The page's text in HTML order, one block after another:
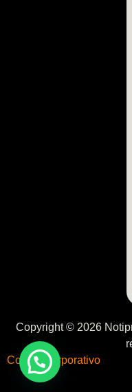
Copyright © 2026
Correo Corporativo